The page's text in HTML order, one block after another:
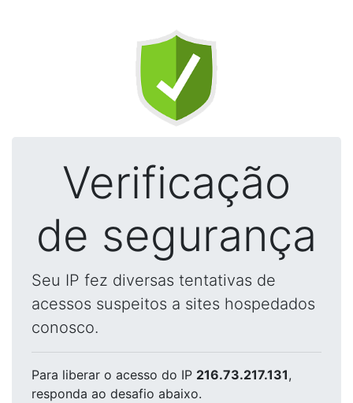
Verificação
de segurança
Seu IP fez diversas tentativas de
acessos suspeitos a sites hospedados
conosco.
Para liberar o acesso do IP 216.73.217.131,
responda ao desafio abaixo.